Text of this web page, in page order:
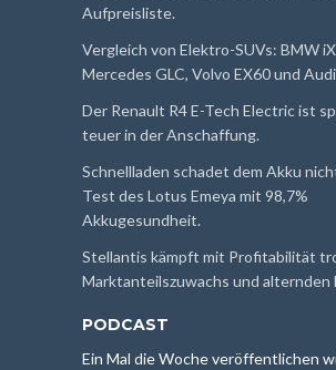
Aufpreisliste.
Vergleich von Elektro-SUVs: BMW
Mercedes GLC, Volvo EX60 und
Der Renault R4 E-Tech Electric ist
teuer in der Anschaffung.
Schnellladen schadet dem Akku
Test des Lotus Emeya mit 98,7%
Akkugesundheit.
Stellantis kämpft mit Profitabilität
Marktanteilszuwachs und alternden
PODCAST
Ein Mal die Woche veröffentlichen